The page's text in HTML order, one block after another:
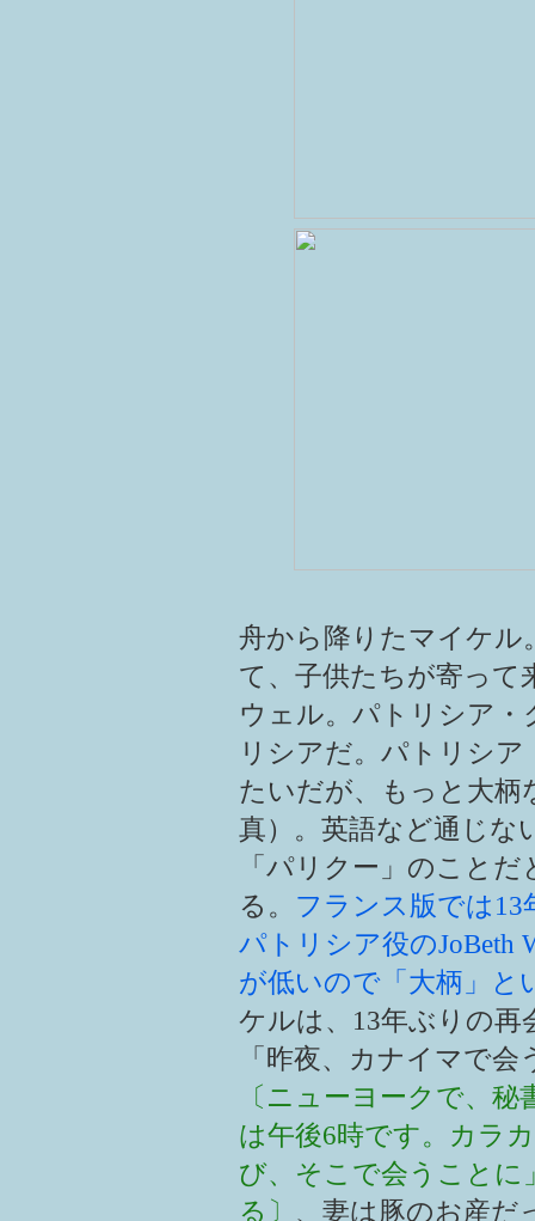
舟から降りたマイケル
て、子供たちが寄って
ウェル。パトリシア
リシアだ。パトリシ
たいだが、もっと大柄
真）。英語など通じな
「パリクー」のこと
る。 フランス版では13
パトリシア役のJoBeth
が低いので「大柄」と
ケルは、13年ぶりの
「昨夜、カナイマで
〔ニューヨークで、
は午後6時です。カラ
び、そこで会うことに
る〕 、妻は豚のお産だ